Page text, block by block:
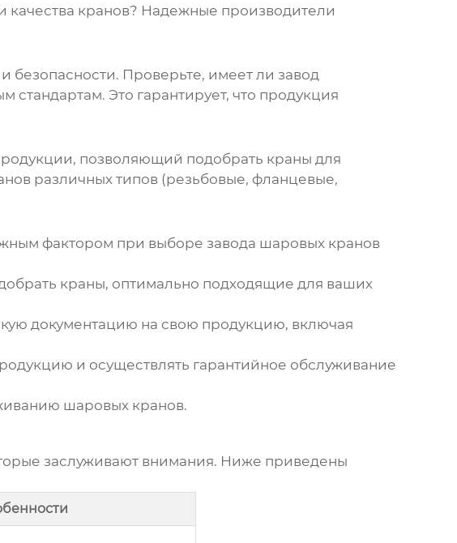
качества кранов? Надежные производители
безопасности. Проверьте, имеет ли завод
стандартам. Это гарантирует, что продукция
позволяющий подобрать краны для
различных типов (резьбовые, фланцевые,
фактором при выборе завода шаровых кранов
краны, оптимально подходящие для ваших
документацию на свою продукцию, включая
и осуществлять гарантийное обслуживание
шаровых кранов.
заслуживают внимания. Ниже приведены